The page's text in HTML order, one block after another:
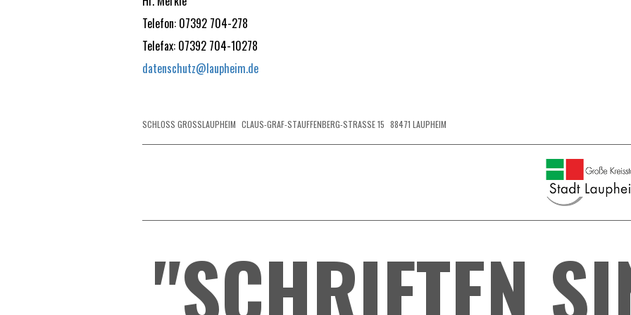
Telefon: 07392 704-278
Telefax: 07392 704-10278
datenschutz@laupheim.de
SCHLOSS GROSSLAUPHEIM CLAUS-GRAF-STAUFFENBERG-STRASSE 15 88471 LAUPHEIM
"SCHRIFTEN